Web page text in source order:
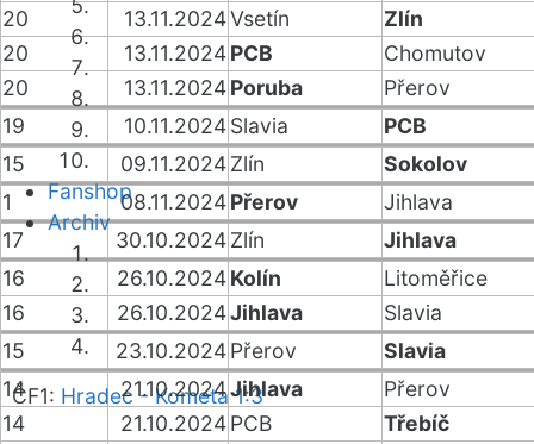
Fanshop
Archiv
ČF1: Hradec - Kometa 1:3
20
13.11.2024Vsetín Zlín
20
13.11.2024PCB Chomutov
20
13.11.2024Poruba Přerov
19
10.11.2024Slavia PCB
15
09.11.2024Zlín Sokolov
1
08.11.2024Přerov Jihlava
17
30.10.2024Zlín Jihlava
16
26.10.2024Kolín Litoměřice
16
26.10.2024Jihlava Slavia
15
23.10.2024Přerov Slavia
14
21.10.2024Jihlava Přerov
14
21.10.2024PCB Třebíč